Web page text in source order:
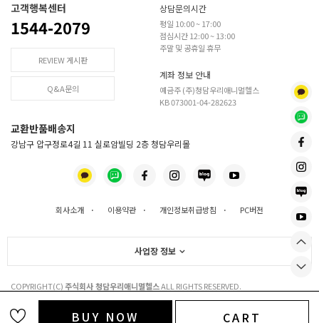
BUY NOW CART
고객행복센터
1544-2079
REVIEW 게시판
Q&A문의
상담문의시간
평일 10:00 ~ 17:00
점심시간 12:00 ~ 13:00
주말 및 공휴일 휴무
계좌 정보 안내
예금주 (주)청담우리애니멀헬스
KB 073001-04-282623
교환반품배송지
강남구 압구정로4길 11 실로암빌딩 2층 청담우리몰
회사소개 · 이용약관 · 개인정보취급방침 · PC버전
사업장 정보
COPYRIGHT(C)주식회사 청담우리애니멀헬스ALL RIGHTS RESERVED.